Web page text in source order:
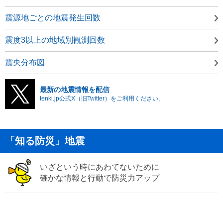
震源地ごとの地震発生回数
震度3以上の地域別観測回数
震央分布図
最新の地震情報を配信
tenki.jp公式X（旧Twitter）をご利用ください。
「知る防災」地震
いざという時にあわてないために
確かな情報と行動で防災力アップ